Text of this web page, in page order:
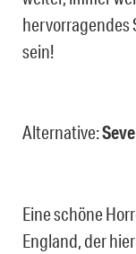
hervorragendes
sein!
Alternative:
Eine schöne
England, der